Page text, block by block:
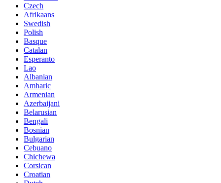
Czech
Afrikaans
Swedish
Polish
Basque
Catalan
Esperanto
Lao
Albanian
Amharic
Armenian
Azerbaijani
Belarusian
Bengali
Bosnian
Bulgarian
Cebuano
Chichewa
Corsican
Croatian